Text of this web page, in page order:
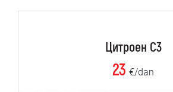
Цитроен C3
23 €/dan